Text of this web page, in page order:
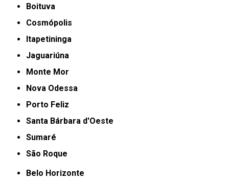
Boituva
Cosmópolis
Itapetininga
Jaguariúna
Monte Mor
Nova Odessa
Porto Feliz
Santa Bárbara d'Oeste
Sumaré
São Roque
Belo Horizonte